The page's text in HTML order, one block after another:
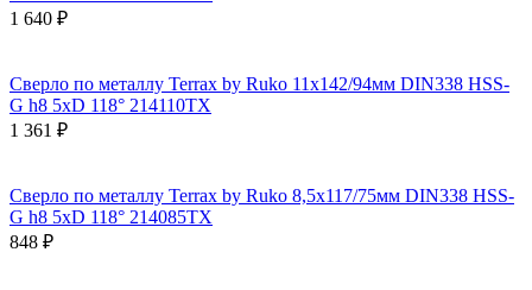
1 640 ₽
Сверло по металлу Terrax by Ruko 11x142/94мм DIN338 HSS-
G h8 5xD 118° 214110TX
1 361 ₽
Сверло по металлу Terrax by Ruko 8,5x117/75мм DIN338 HSS-
G h8 5xD 118° 214085TX
848 ₽